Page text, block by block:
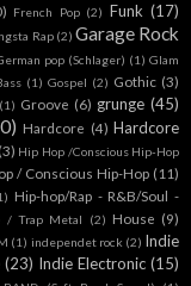
French Pop (2) Funk (17)
Rap (2) Garage Rock
pop (Schlager) (1) Glam
(1) Gospel (2) Gothic (3)
(1) Groove (6) grunge (45)
Hardcore (4) Hardcore
(3) Hip Hop /Conscious Hip-Hop
/ Conscious Hip-Hop (11)
Hip-hop/Rap - R&B/Soul -
/ Trap Metal (2) House (9)
(1) independet rock (2) Indie
(23) Indie Electronic (15)